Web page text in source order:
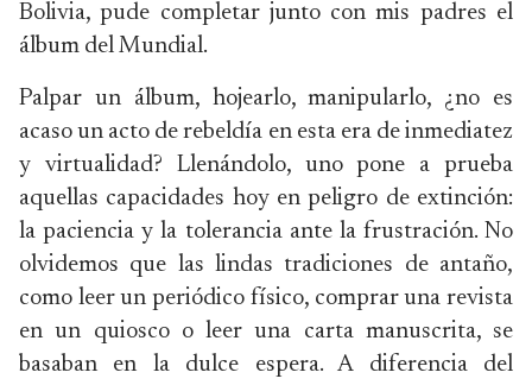
Bolivia, pude completar junto con mis padres el
álbum del Mundial.
Palpar un álbum, hojearlo, manipularlo, ¿no es
acaso un acto de rebeldía en esta era de inmediatez
y virtualidad? Llenándolo, uno pone a prueba
aquellas capacidades hoy en peligro de extinción:
la paciencia y la tolerancia ante la frustración. No
olvidemos que las lindas tradiciones de antaño,
como leer un periódico físico, comprar una revista
en un quiosco o leer una carta manuscrita, se
basaban en la dulce espera. A diferencia del